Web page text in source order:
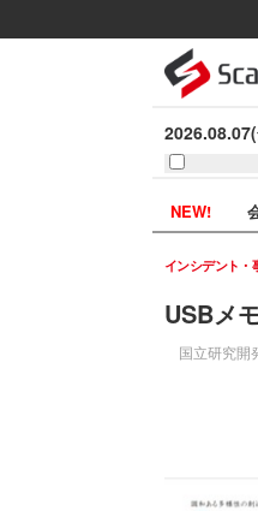
NEW!
USBメ
国立研究開
インシデント・